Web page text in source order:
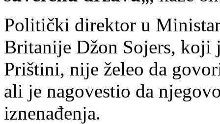
Politički direktor u
Britanije Džon Sojers, koji
Prištini, nije želeo da
ali je nagovestio da
iznenađenja.